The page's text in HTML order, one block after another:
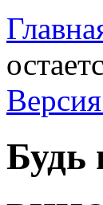
Будь